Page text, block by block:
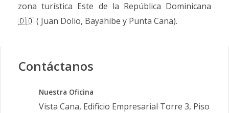
zona turística Este de la República Dominicana
🇩🇴 ( Juan Dolio, Bayahibe y Punta Cana).
Contáctanos
Nuestra Oficina
Vista Cana, Edificio Empresarial Torre 3, Piso